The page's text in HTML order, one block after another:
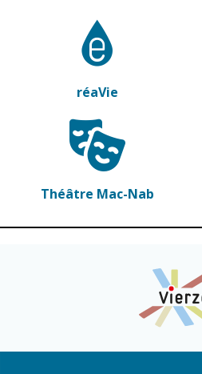
réaVie
Théâtre Mac-Nab